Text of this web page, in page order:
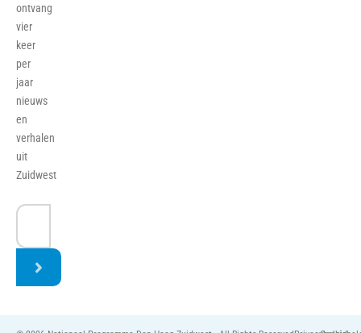
ontvang
vier
keer
per
jaar
nieuws
en
verhalen
uit
Zuidwest